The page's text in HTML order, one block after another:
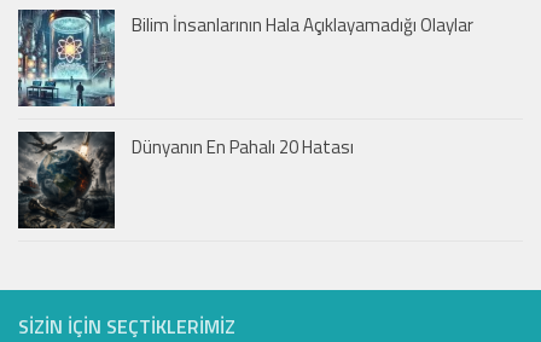
Bilim İnsanlarının Hala Açıklayamadığı Olaylar
Dünyanın En Pahalı 20 Hatası
SIZIN IÇIN SEÇTIKLERIMIZ